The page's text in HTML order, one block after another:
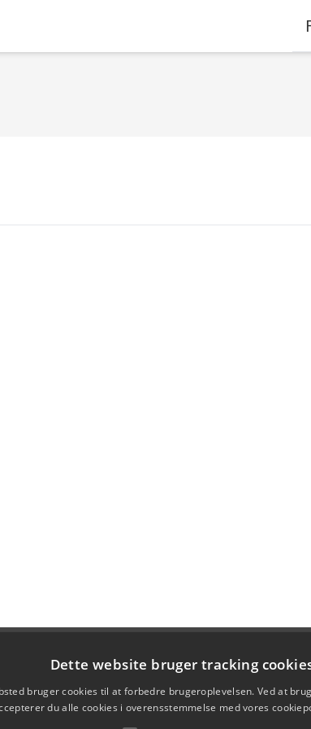
Dette website bruger tracking
bruger cookies til at forbedre brugeroplevelsen. Ved at
du alle cookies i overensstemmelse med vores